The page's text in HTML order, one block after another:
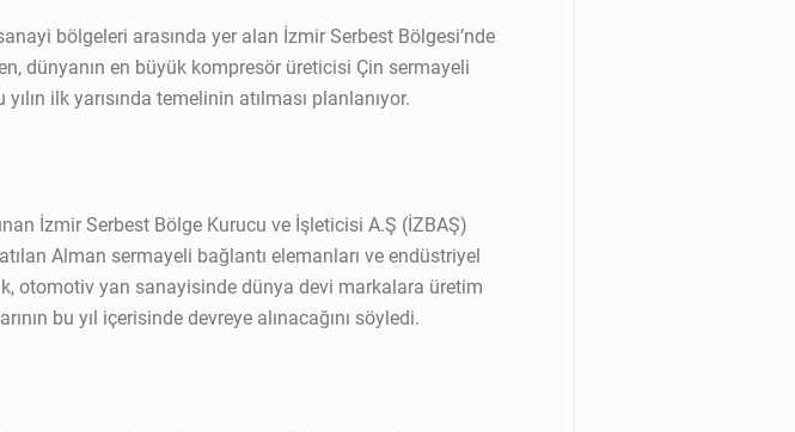
bölgeleri arasında yer alan İzmir Serbest Bölgesi’nde
dünyanın en büyük kompresör üreticisi Çin sermayeli
ilk yarısında temelinin atılması planlanıyor.
İzmir Serbest Bölge Kurucu ve İşleticisi A.Ş (İZBAŞ)
Alman sermayeli bağlantı elemanları ve endüstriyel
otomotiv yan sanayisinde dünya devi markalara üretim
bu yıl içerisinde devreye alınacağını söyledi.